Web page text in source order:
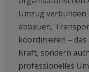
Umzug verbunden
abbauen,
koordinieren –
Kraft, sondern
professionelles